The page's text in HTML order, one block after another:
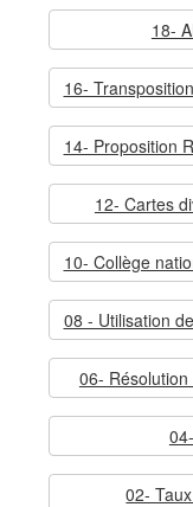
18-
12- Cartes
06-
02-